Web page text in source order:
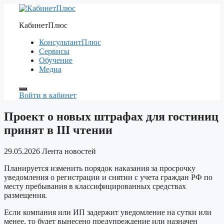
Перейти
содержимому
КабинетПлюс
КонсультантПлюс
Сервисы
Обучение
Медиа
Войти в кабинет
Проект о новых штрафах для гостиниц
принят в III чтении
29.05.2026 Лента новостей
Планируется изменить порядок наказания за просрочку
уведомления о регистрации и снятии с учета граждан РФ по
месту пребывания в классифицированных средствах
размещения.
Если компания или ИП задержит уведомление на сутки или
менее, то будет вынесено предупреждение или назначен